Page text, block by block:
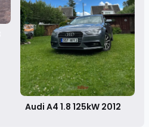
Audi A4 1.8 125kW 2012